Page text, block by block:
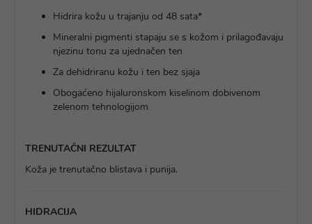
Hidrira kožu u trajanju od 48 sata*
Mineralni pigmenti stapaju se s kožom i prilagođavaju
njezinu tonu za ujednačen ten
Za dehidriranu kožu i ten bez sjaja
Obogaćeno hijaluronskom kiselinom dobivenom
zelenom tehnologijom
TRENUTAČNI REZULTAT
Koža je trenutačno blistava i punija.
HIDRACIJA